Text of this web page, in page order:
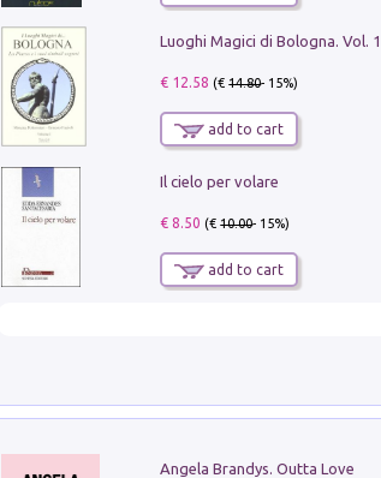
€ 12.58 (€14.80- 15%)
add to cart
Il cielo per volare
€ 8.50 (€10.00- 15%)
add to cart
Angela Brandys. Outta Love